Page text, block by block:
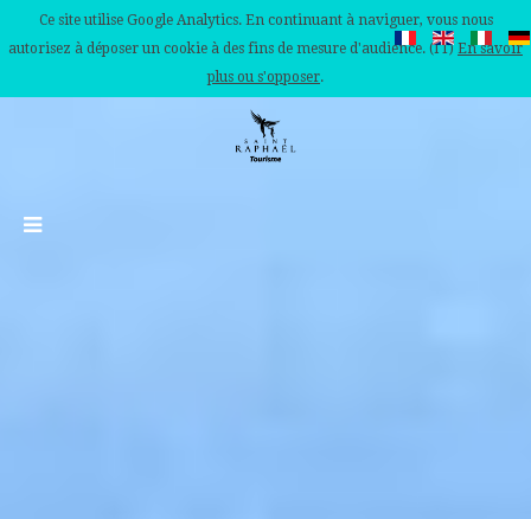
Ce site utilise Google Analytics. En continuant à naviguer, vous nous
autorisez à déposer un cookie à des fins de mesure d'audience. (IT) En savoir
plus ou s'opposer.